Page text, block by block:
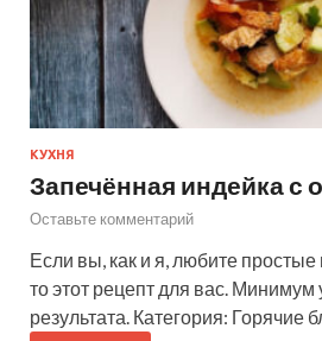
КУХНЯ
Запечённая индейка с
Оставьте комментарий
Если вы, как и я, любите
то этот рецепт для вас.
результата. Категория: